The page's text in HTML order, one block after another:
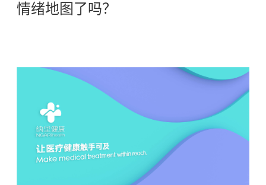
情绪地图了吗？